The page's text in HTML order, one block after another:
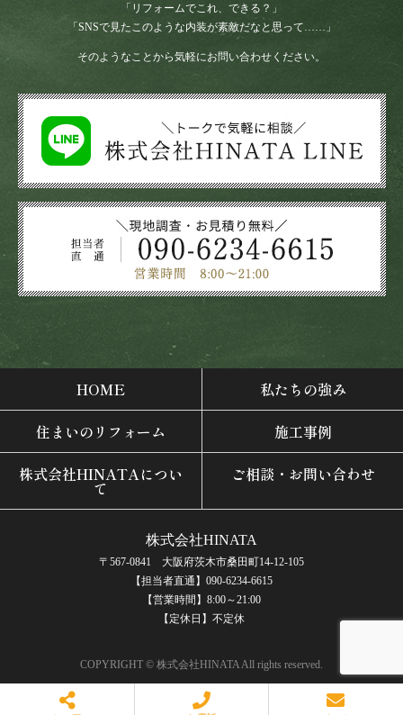
「リフォームでこれ、できる？」
「SNSで見たこのような内装が素敵だなと思って……」
そのようなことから気軽にお問い合わせください。
HOME
私たちの強み
住まいのリフォーム
施工事例
株式会社HINATAについ
て
ご相談・お問い合わせ
株式会社HINATA
〒567-0841 大阪府茨木市桑田町14-12-105
【担当者直通】090-6234-6615
【営業時間】8:00～21:00
【定休日】不定休
COPYRIGHT © 株式会社HINATA All rights reserved.